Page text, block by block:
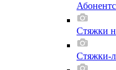
Стяжки
Стяжки-